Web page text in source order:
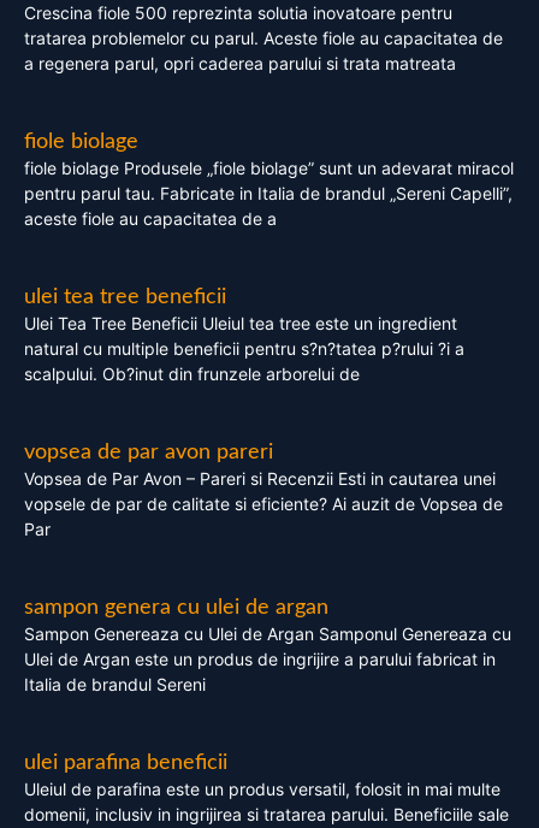
Crescina fiole 500 reprezinta solutia inovatoare pentru
tratarea problemelor cu parul. Aceste fiole au capacitatea de
a regenera parul, opri caderea parului si trata matreata
fiole biolage
fiole biolage Produsele „fiole biolage” sunt un adevarat miracol
pentru parul tau. Fabricate in Italia de brandul „Sereni Capelli”,
aceste fiole au capacitatea de a
ulei tea tree beneficii
Ulei Tea Tree Beneficii Uleiul tea tree este un ingredient
natural cu multiple beneficii pentru s?n?tatea p?rului ?i a
scalpului. Ob?inut din frunzele arborelui de
vopsea de par avon pareri
Vopsea de Par Avon – Pareri si Recenzii Esti in cautarea unei
vopsele de par de calitate si eficiente? Ai auzit de Vopsea de
Par
sampon genera cu ulei de argan
Sampon Genereaza cu Ulei de Argan Samponul Genereaza cu
Ulei de Argan este un produs de ingrijire a parului fabricat in
Italia de brandul Sereni
ulei parafina beneficii
Uleiul de parafina este un produs versatil, folosit in mai multe
domenii, inclusiv in ingrijirea si tratarea parului. Beneficiile sale